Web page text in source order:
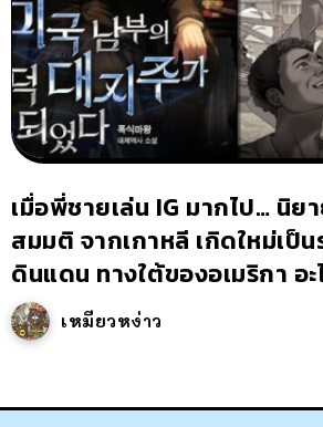
เมื่อพี่ชายเล่น IG มากไป… นิย
สมมติ จากเกาหลี เกิดใหม่เป็
ดินแดน ทางใต้ของอเมริกา อะ
เหมียวหง่าว